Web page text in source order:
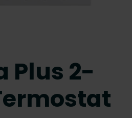
Plus 2-